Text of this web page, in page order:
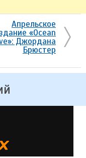
Апрельское
«Ocean
Джордана
Брюстер